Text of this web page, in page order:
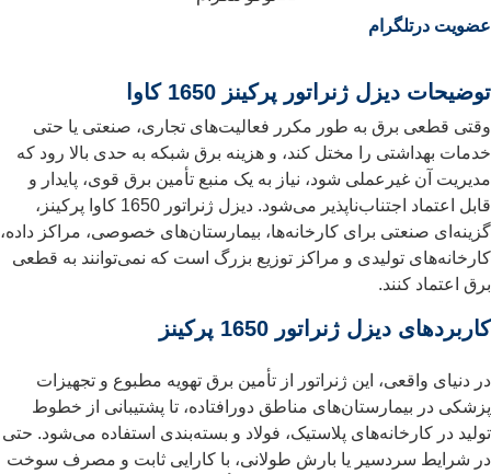
عضویت درتلگرام
توضیحات دیزل ژنراتور پرکینز 1650 کاوا
وقتی قطعی برق به طور مکرر فعالیت‌های تجاری، صنعتی یا حتی
خدمات بهداشتی را مختل کند، و هزینه برق شبکه به حدی بالا رود که
مدیریت آن غیرعملی شود، نیاز به یک منبع تأمین برق قوی، پایدار و
قابل اعتماد اجتناب‌ناپذیر می‌شود. دیزل ژنراتور 1650 کاوا پرکینز،
گزینه‌ای صنعتی برای کارخانه‌ها، بیمارستان‌های خصوصی، مراکز داده،
کارخانه‌های تولیدی و مراکز توزیع بزرگ است که نمی‌توانند به قطعی
برق اعتماد کنند.
کاربردهای دیزل ژنراتور 1650 پرکینز
در دنیای واقعی، این ژنراتور از تأمین برق تهویه مطبوع و تجهیزات
پزشکی در بیمارستان‌های مناطق دورافتاده، تا پشتیبانی از خطوط
تولید در کارخانه‌های پلاستیک، فولاد و بسته‌بندی استفاده می‌شود. حتی
در شرایط سردسیر یا بارش طولانی، با کارایی ثابت و مصرف سوخت